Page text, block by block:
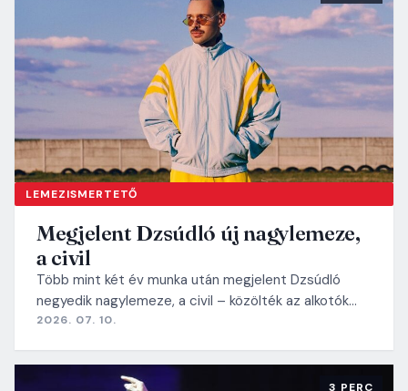
LEMEZISMERTETŐ
Megjelent Dzsúdló új nagylemeze,
a civil
Több mint két év munka után megjelent Dzsúdló
negyedik nagylemeze, a civil – közölték az alkotók…
2026. 07. 10.
3 PERC